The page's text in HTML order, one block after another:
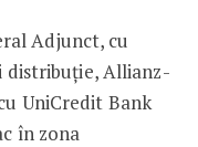
Adjunct, cu
distribuție, Allianz-
UniCredit Bank
în zona